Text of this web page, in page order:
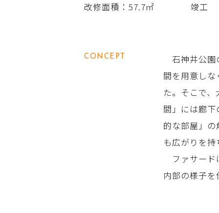
改修面積 ：57.7㎡ 竣工
CONCEPT
石神井公園
間を用意し
た。そこで
間」には廊
的な部屋」
も広がりを
ファサード
内部の様子